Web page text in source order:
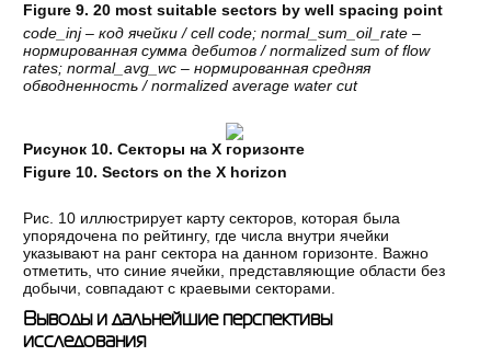
Figure 9. 20 most suitable sectors by well spacing point
code_inj –код ячейки/ cell code; normal_sum_oil_rate –
нормированная сумма дебитов/ normalized sum of flow
rates; normal_avg_wc –нормированная средняя
обводненность/ normalized average water cut
Рисунок 10. Секторы на X горизонте
Figure 10.Sectors on the X horizon
Рис. 10 иллюстрирует карту секторов, которая была
упорядочена по рейтингу, где числа внутри ячейки
указывают на ранг сектора на данном горизонте. Важно
отметить, что синие ячейки, представляющие области без
добычи, совпадают с краевыми секторами.
Выводы и дальнейшие перспективы
исследования